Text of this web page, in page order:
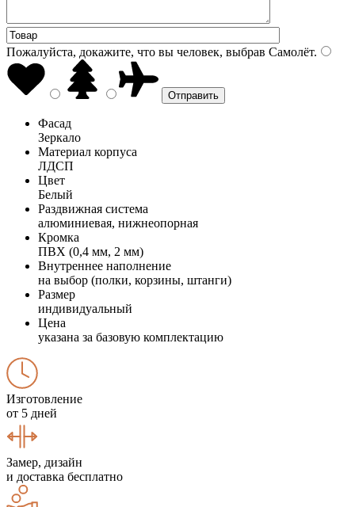
Пожалуйста, докажите, что вы человек, выбрав Самолёт.
Фасад
Зеркало
Материал корпуса
ЛДСП
Цвет
Белый
Раздвижная система
алюминиевая, нижнеопорная
Кромка
ПВХ (0,4 мм, 2 мм)
Внутреннее наполнение
на выбор (полки, корзины, штанги)
Размер
индивидуальный
Цена
указана за базовую комплектацию
Изготовление
от 5 дней
Замер, дизайн
и доставка бесплатно